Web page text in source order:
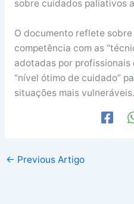
sobre cuidados paliativos
O documento reflete
competência com as
adotadas por
“nível ótimo de cuidado”
situações mais vulneráveis.
← Previous Artigo